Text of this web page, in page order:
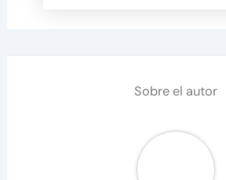
Sobre el autor